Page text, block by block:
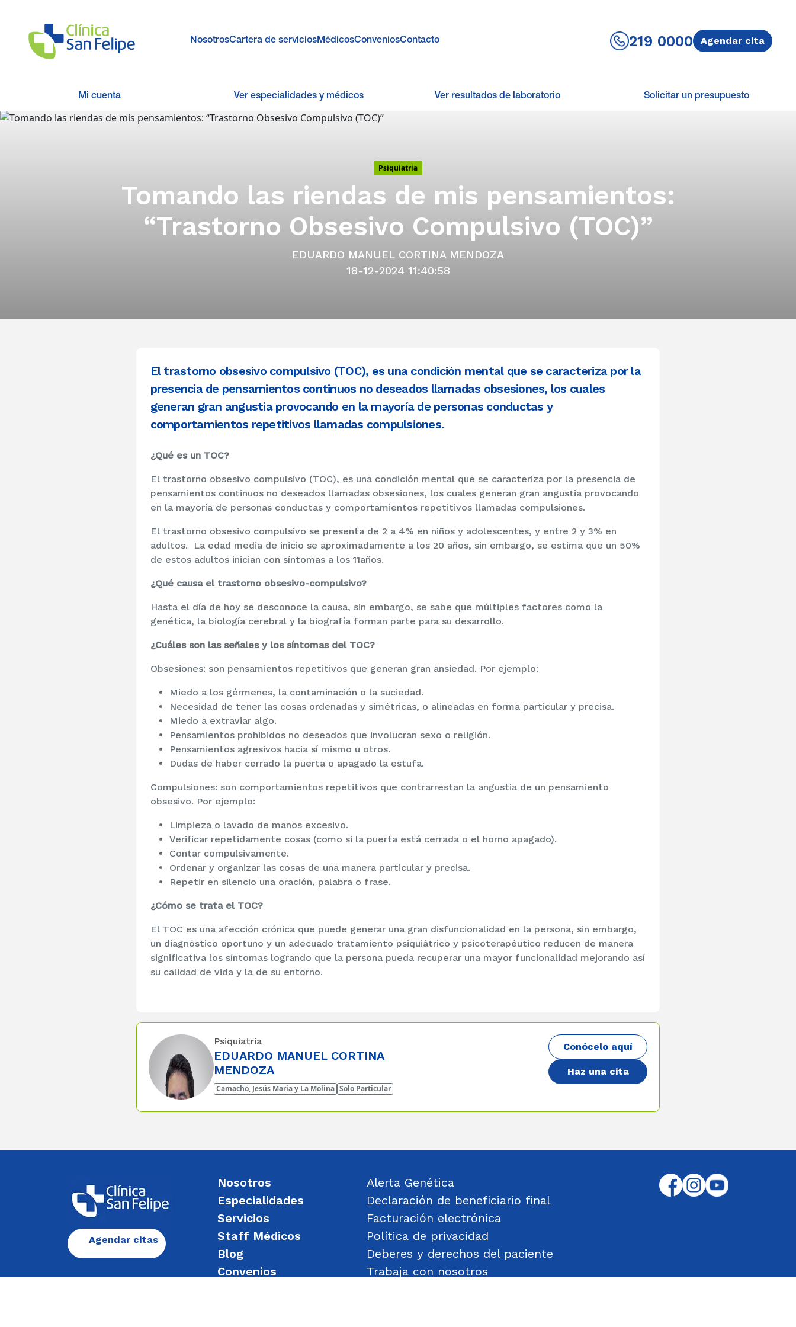
NosotrosCartera de serviciosMédicosConveniosContacto 219 0000 Agendar cita
Mi cuenta Ver especialidades y médicos Ver resultados de laboratorio Solicitar un presupuesto
Psiquiatria
Tomando las riendas de mis pensamientos:
“Trastorno Obsesivo Compulsivo (TOC)”
EDUARDO MANUEL CORTINA MENDOZA
18-12-2024 11:40:58
El trastorno obsesivo compulsivo (TOC), es una condición mental que se caracteriza por la
presencia de pensamientos continuos no deseados llamadas obsesiones, los cuales
generan gran angustia provocando en la mayoría de personas conductas y
comportamientos repetitivos llamadas compulsiones.
¿Qué es un TOC?
El trastorno obsesivo compulsivo (TOC), es una condición mental que se caracteriza por la presencia de
pensamientos continuos no deseados llamadas obsesiones, los cuales generan gran angustia provocando
en la mayoría de personas conductas y comportamientos repetitivos llamadas compulsiones.
El trastorno obsesivo compulsivo se presenta de 2 a 4% en niños y adolescentes, y entre 2 y 3% en
adultos. La edad media de inicio se aproximadamente a los 20 años, sin embargo, se estima que un 50%
de estos adultos inician con síntomas a los 11años.
¿Qué causa el trastorno obsesivo-compulsivo?
Hasta el día de hoy se desconoce la causa, sin embargo, se sabe que múltiples factores como la
genética, la biología cerebral y la biografía forman parte para su desarrollo.
¿Cuáles son las señales y los síntomas del TOC?
Obsesiones: son pensamientos repetitivos que generan gran ansiedad. Por ejemplo:
Miedo a los gérmenes, la contaminación o la suciedad.
Necesidad de tener las cosas ordenadas y simétricas, o alineadas en forma particular y precisa.
Miedo a extraviar algo.
Pensamientos prohibidos no deseados que involucran sexo o religión.
Pensamientos agresivos hacia sí mismo u otros.
Dudas de haber cerrado la puerta o apagado la estufa.
Compulsiones: son comportamientos repetitivos que contrarrestan la angustia de un pensamiento
obsesivo. Por ejemplo:
Limpieza o lavado de manos excesivo.
Verificar repetidamente cosas (como si la puerta está cerrada o el horno apagado).
Contar compulsivamente.
Ordenar y organizar las cosas de una manera particular y precisa.
Repetir en silencio una oración, palabra o frase.
¿Cómo se trata el TOC?
El TOC es una afección crónica que puede generar una gran disfuncionalidad en la persona, sin embargo,
un diagnóstico oportuno y un adecuado tratamiento psiquiátrico y psicoterapéutico reducen de manera
significativa los síntomas logrando que la persona pueda recuperar una mayor funcionalidad mejorando así
su calidad de vida y la de su entorno.
Psiquiatria
EDUARDO MANUEL CORTINA
MENDOZA
Camacho, Jesús Maria y La Molina Solo Particular
Conócelo aquí
Haz una cita
Agendar citas
Nosotros
Especialidades
Servicios
Staff Médicos
Blog
Convenios
Alerta Genética
Declaración de beneficiario final
Facturación electrónica
Política de privacidad
Deberes y derechos del paciente
Trabaja con nosotros